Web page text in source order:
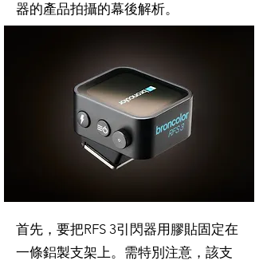
器的產品拍攝的幕後解析。
首先，要把RFS 3引閃器用膠貼固定在
一條鋁製支架上。需特別注意，該支